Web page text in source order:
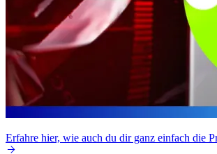
Erfahre hier, wie auch du dir ganz einfach die